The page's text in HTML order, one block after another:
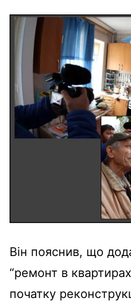
Він пояснив, що
“ремонт в
початку